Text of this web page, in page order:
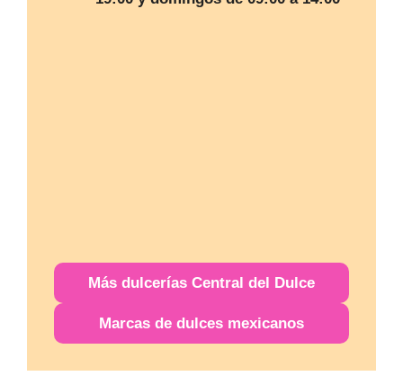
Más dulcerías Central del Dulce
Marcas de dulces mexicanos